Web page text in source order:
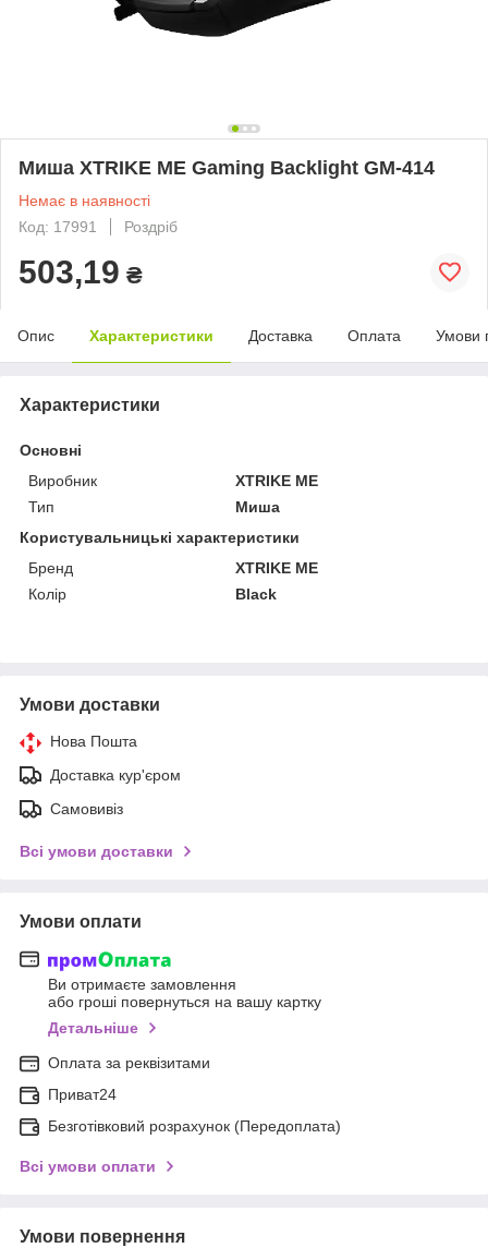
Миша XTRIKE ME Gaming Backlight GM-414
Немає в наявності
Код: 17991
Роздріб
503,19 ₴
Опис Характеристики Доставка Оплата Умови
Характеристики
Основні
Виробник
XTRIKE ME
Тип
Миша
Користувальницькі характеристики
Бренд
XTRIKE ME
Колір
Black
Умови доставки
Нова Пошта
Доставка кур'єром
Самовивіз
Всі умови доставки
Умови оплати
Ви отримаєте замовлення
або гроші повернуться на вашу картку
Детальніше
Оплата за реквізитами
Приват24
Безготівковий розрахунок (Передоплата)
Всі умови оплати
Умови повернення